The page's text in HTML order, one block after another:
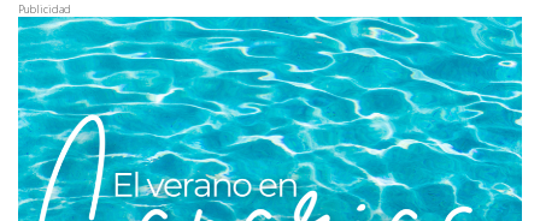
Publicidad